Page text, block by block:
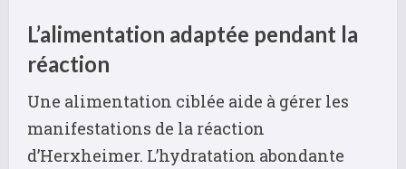
L’alimentation adaptée pendant la
réaction
Une alimentation ciblée aide à gérer les
manifestations de la réaction
d’Herxheimer. L’hydratation abondante